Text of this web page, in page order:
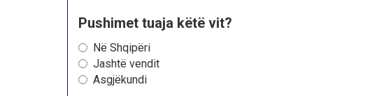
Pushimet tuaja këtë vit?
Në Shqipëri
Jashtë vendit
Asgjëkundi